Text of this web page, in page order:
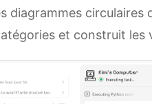
diagrammes circulaires
et construit les